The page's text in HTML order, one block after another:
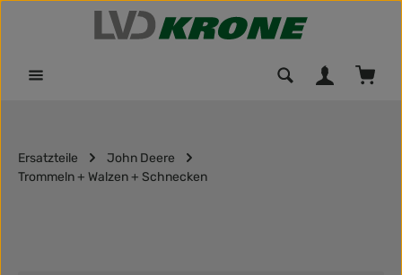
Zum Hauptinhalt springen
Ersatzteile
John Deere
Trommeln + Walzen + Schnecken